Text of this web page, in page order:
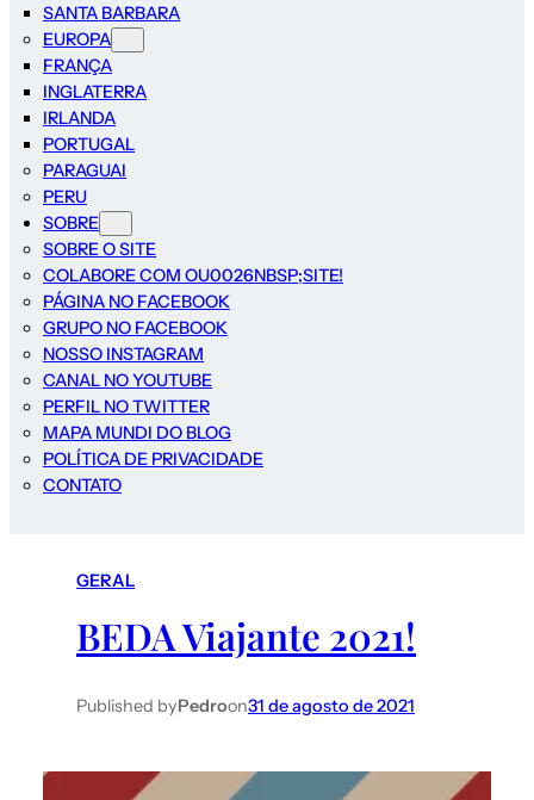
SANTA BARBARA
EUROPA
FRANÇA
INGLATERRA
IRLANDA
PORTUGAL
PARAGUAI
PERU
SOBRE
SOBRE O SITE
COLABORE COM OU0026NBSP;SITE!
PÁGINA NO FACEBOOK
GRUPO NO FACEBOOK
NOSSO INSTAGRAM
CANAL NO YOUTUBE
PERFIL NO TWITTER
MAPA MUNDI DO BLOG
POLÍTICA DE PRIVACIDADE
CONTATO
GERAL
BEDA Viajante 2021!
Published byPedroon31 de agosto de 2021